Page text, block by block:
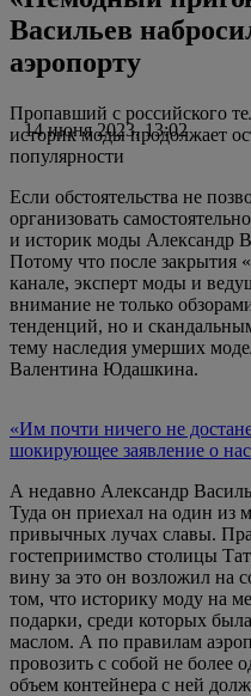
Васильев
аэропорту
14 июня 2023, 13:02
Пропавший с российского
историк моды продолжает
популярности
Если обстоятельства не
организовать
и историк моды Александр
Потому что после закрытия
канале, эксперт моды и
внимание не только
тенденций, но и
тему наследия умерших
Валентина Юдашкина.
«Им почти ничего не
шокирующее заявление о
А недавно Александр
Туда он приехал на один из
привычных лучах славы.
гостеприимство столицы
вину за это он возложил на
том, что историку моду на
подарки, среди которых
маслом. А по правилам
провозить с собой не более
объем контейнера с ней